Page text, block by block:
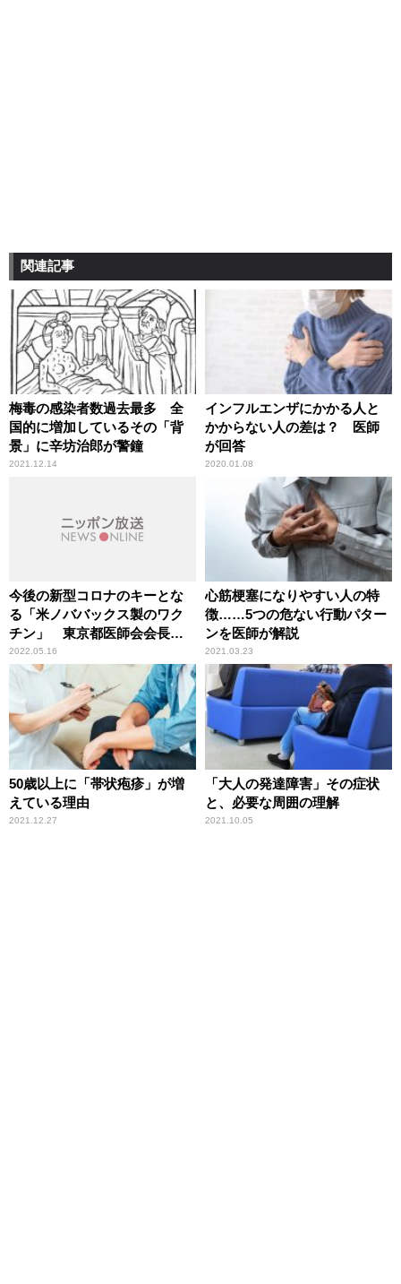
関連記事
梅毒の感染者数過去最多 全
国的に増加しているその「背
景」に辛坊治郎が警鐘
2021.12.14
インフルエンザにかかる人と
かからない人の差は？ 医師
が回答
2020.01.08
今後の新型コロナのキーとな
る「米ノババックス製のワク
チン」 東京都医師会会長・
尾﨑治夫
2022.05.16
心筋梗塞になりやすい人の特
徴……5つの危ない行動パター
ンを医師が解説
2021.03.23
50歳以上に「帯状疱疹」が増
えている理由
2021.12.27
「大人の発達障害」その症状
と、必要な周囲の理解
2021.10.05